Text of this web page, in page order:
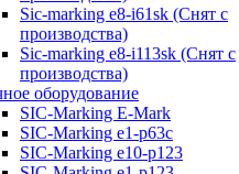
Sic-marking e8-i61sk (Снят с
производства)
Sic-marking e8-i113sk (Снят с
производства)
оборудование
SIC-Marking E-Mark
SIC-Marking e1-p63с
SIC-Marking e10-p123